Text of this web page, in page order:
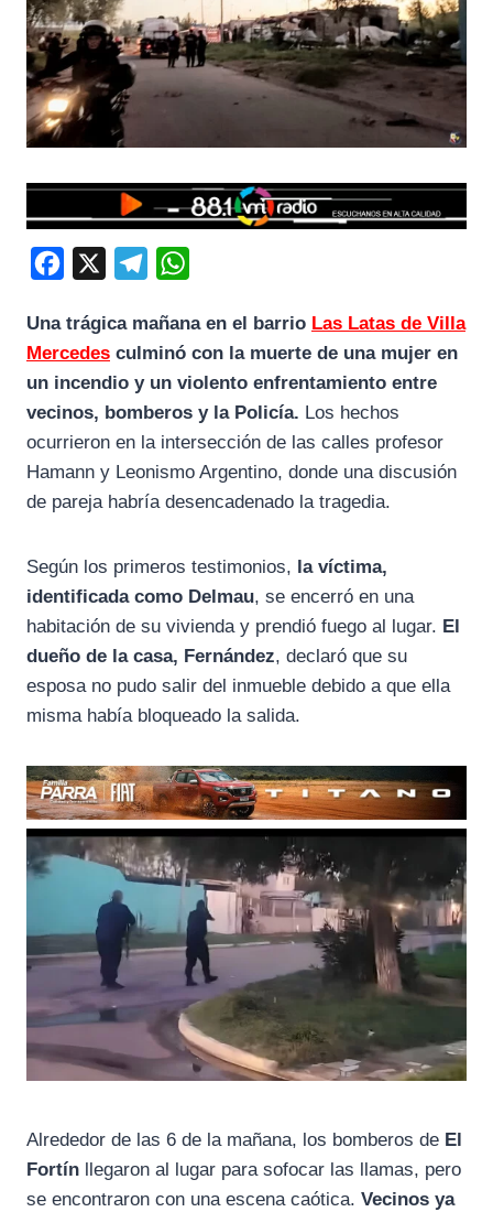
c
e
b
k
l
e
g
a
m
a
t
s
A
p
Una trágica mañana en el barrio Las Latas de Villa
Mercedes culminó con la muerte de una mujer en
un incendio y un violento enfrentamiento entre
vecinos, bomberos y la Policía. Los hechos
ocurrieron en la intersección de las calles profesor
Hamann y Leonismo Argentino, donde una discusión
de pareja habría desencadenado la tragedia.
Según los primeros testimonios, la víctima,
identificada como Delmau, se encerró en una
habitación de su vivienda y prendió fuego al lugar. El
dueño de la casa, Fernández, declaró que su
esposa no pudo salir del inmueble debido a que ella
misma había bloqueado la salida.
Alrededor de las 6 de la mañana, los bomberos de El
Fortín llegaron al lugar para sofocar las llamas, pero
se encontraron con una escena caótica. Vecinos ya